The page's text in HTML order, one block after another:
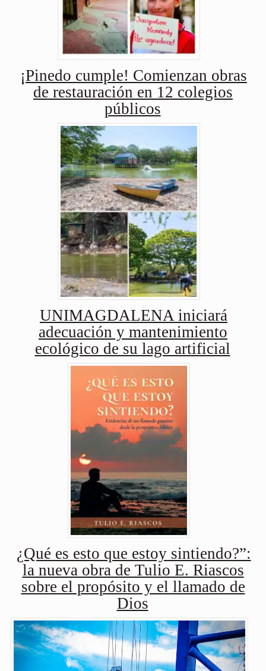
¡Pinedo cumple! Comienzan obras
de restauración en 12 colegios
públicos
UNIMAGDALENA iniciará
adecuación y mantenimiento
ecológico de su lago artificial
¿Qué es esto que estoy sintiendo?”:
la nueva obra de Tulio E. Riascos
sobre el propósito y el llamado de
Dios